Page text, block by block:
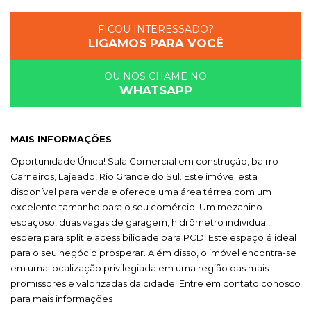
FICOU INTERESSADO?
LIGAMOS PARA VOCÊ
OU NOS CHAME NO
WHATSAPP
MAIS INFORMAÇÕES
Oportunidade Única! Sala Comercial em construção, bairro
Carneiros, Lajeado, Rio Grande do Sul. Este imóvel esta
disponível para venda e oferece uma área térrea com um
excelente tamanho para o seu comércio. Um mezanino
espaçoso, duas vagas de garagem, hidrômetro individual,
espera para split e acessibilidade para PCD. Este espaço é ideal
para o seu negócio prosperar. Além disso, o imóvel encontra-se
em uma localização privilegiada em uma região das mais
promissores e valorizadas da cidade. Entre em contato conosco
para mais informações